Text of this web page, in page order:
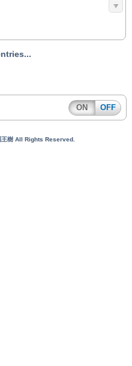
ON OFF
王樹 All Rights Reserved.